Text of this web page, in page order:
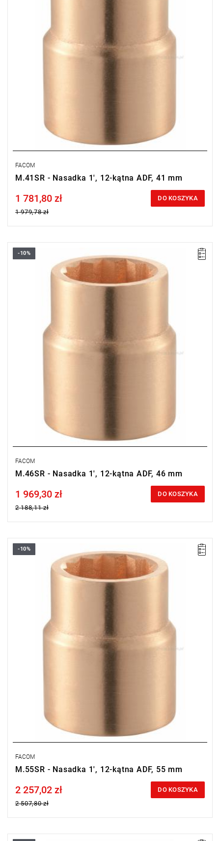
FACOM
M.41SR - Nasadka 1', 12-kątna ADF, 41 mm
Price tax included
1 781,80 zł
1 979,78 zł
DO KOSZYKA
Długość: 75 mm,
Waga: 0,785 kg.
Typ gwarancji:E(Bezpłatna wymiana produktu bez ograniczenia
-10%
FACOM
M.46SR - Nasadka 1', 12-kątna ADF, 46 mm
Price tax included
1 969,30 zł
2 188,11 zł
DO KOSZYKA
Długość: 80 mm,
Waga: 1,09 kg.
Typ gwarancji:E(Bezpłatna wymiana produktu bez ograniczenia
-10%
FACOM
M.55SR - Nasadka 1', 12-kątna ADF, 55 mm
Price tax included
2 257,02 zł
2 507,80 zł
DO KOSZYKA